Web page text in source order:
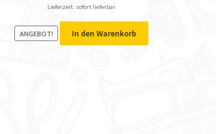
Lieferzeit: sofort lieferbar
ANGEBOT! In den Warenkorb